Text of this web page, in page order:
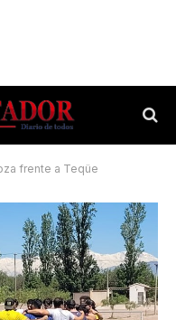
frente a Teqüe